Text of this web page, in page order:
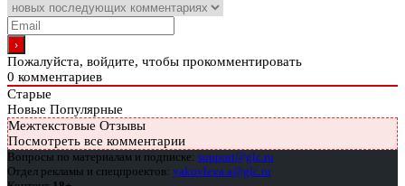
Пожалуйста, войдите, чтобы прокомментировать
0 комментариев
Старые
Новые Популярные
Межтекстовые Отзывы
Посмотреть все комментарии
Вопросы по материалам и подписке: support@glc.ru
Отдел рекламы и спецпроектов: yakovleva.a@glc.ru